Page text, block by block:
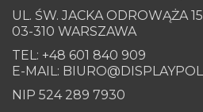
UL. ŚW. JACKA ODROWĄŻA 15
03-310 WARSZAWA
TEL: +48 601 840 909
E-MAIL:
NIP 524 289 7930